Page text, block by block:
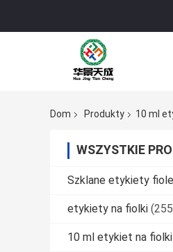
Dom Produkty 10 ml
WSZYSTKIE
Szklane etykiety
etykiety na fiolki
10 ml etykiet na fiolki